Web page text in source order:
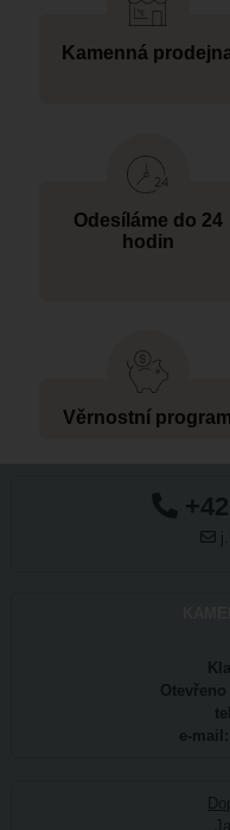
Kamenná
Odesíláme do 24
hodin
Věrnostní program
Otevřeno
e-